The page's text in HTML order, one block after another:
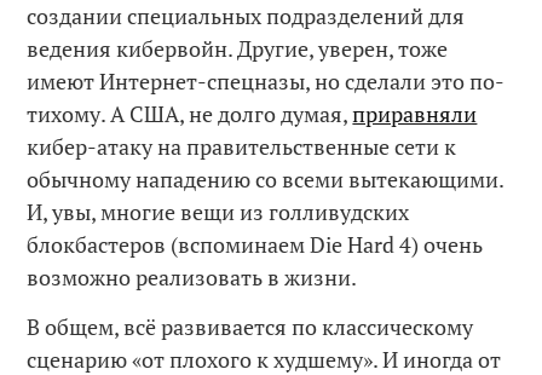
создании специальных подразделений для
ведения кибервойн. Другие, уверен, тоже
имеют Интернет-спецназы, но сделали это по-
тихому. А США, не долго думая,приравняли
кибер-атаку на правительственные сети к
обычному нападению со всеми вытекающими.
И, увы, многие вещи из голливудских
блокбастеров (вспоминаем Die Hard 4) очень
возможно реализовать в жизни.
В общем, всё развивается по классическому
сценарию «от плохого к худшему». И иногда от